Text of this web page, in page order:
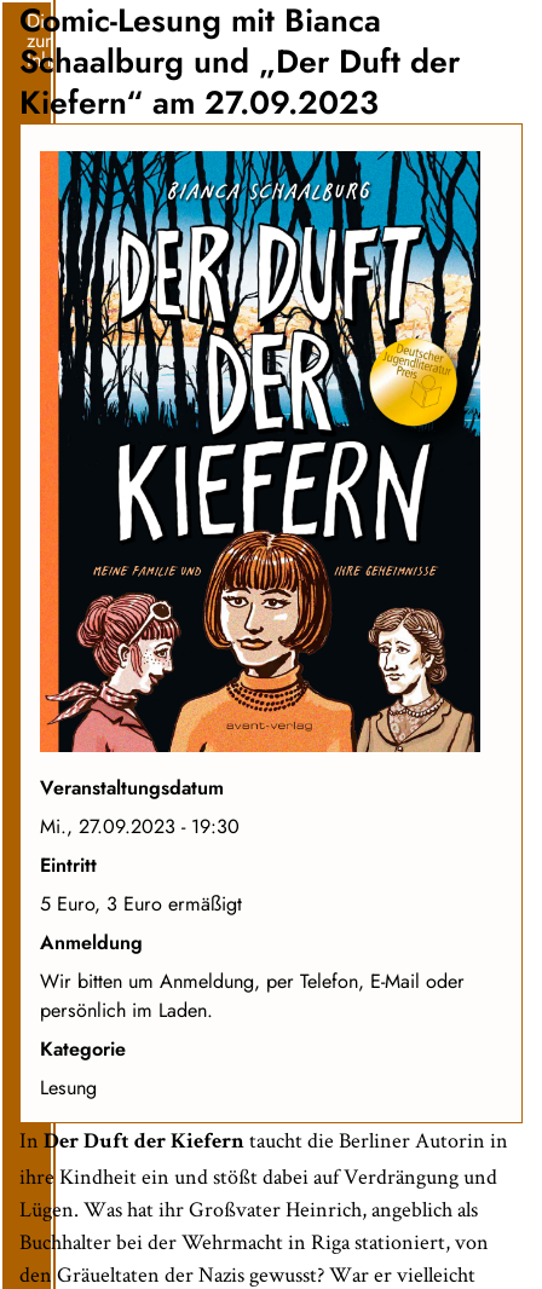
Direkt
zum
Inhalt
Comic-Lesung mit Bianca
Schaalburg und „Der Duft der
Kiefern“ am 27.09.2023
Veranstaltungsdatum
Mi., 27.09.2023 - 19:30
Eintritt
5 Euro, 3 Euro ermäßigt
Anmeldung
Wir bitten um Anmeldung, per Telefon, E-Mail oder
persönlich im Laden.
Kategorie
Lesung
In Der Duft der Kiefern taucht die Berliner Autorin in
ihre Kindheit ein und stößt dabei auf Verdrängung und
Lügen. Was hat ihr Großvater Heinrich, angeblich als
Buchhalter bei der Wehrmacht in Riga stationiert, von
den Gräueltaten der Nazis gewusst? War er vielleicht